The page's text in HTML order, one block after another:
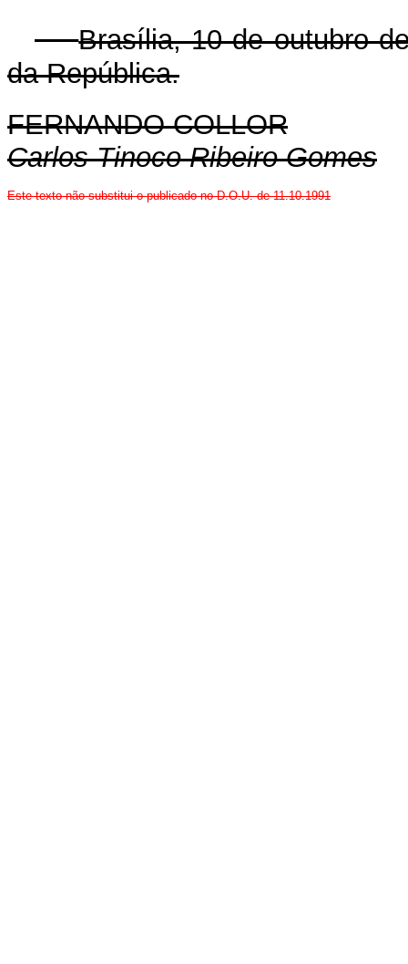
Brasília, 10 de outubro
da República.
FERNANDO COLLOR
Carlos Tinoco Ribeiro Gomes
Este texto não substitui o publicado no D.O.U. de 11.10.1991